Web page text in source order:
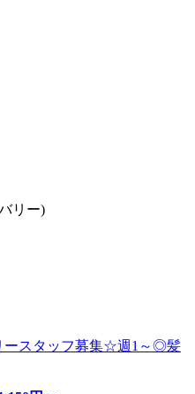
リー)
ースタッフ募集☆週1～◎髪